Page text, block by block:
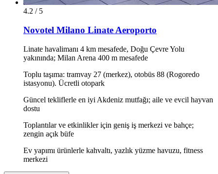
4.2 / 5
Novotel Milano Linate Aeroporto
Linate havalimanı 4 km mesafede, Doğu Çevre Yolu
yakınında; Milan Arena 400 m mesafede
Toplu taşıma: tramvay 27 (merkez), otobüs 88 (Rogoredo
istasyonu). Ücretli otopark
Güncel tekliflerle en iyi Akdeniz mutfağı; aile ve evcil hayvan
dostu
Toplantılar ve etkinlikler için geniş iş merkezi ve bahçe;
zengin açık büfe
Ev yapımı ürünlerle kahvaltı, yazlık yüzme havuzu, fitness
merkezi